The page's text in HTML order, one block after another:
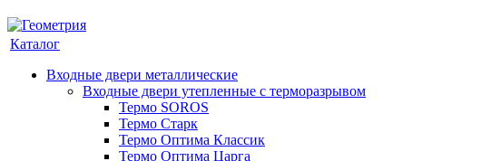
Каталог
Входные двери металлические
Входные двери утепленные с терморазрывом
Термо SOROS
Термо Старк
Термо Оптима Классик
Термо Оптима Царга